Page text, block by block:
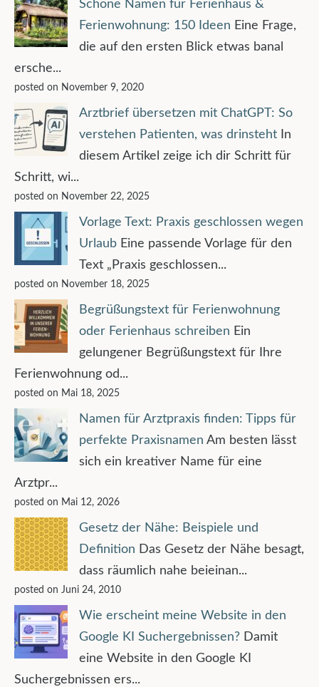
Schöne Namen für Ferienhaus &
Ferienwohnung: 150 Ideen Eine Frage,
die auf den ersten Blick etwas banal
ersche...
posted on November 9, 2020
Arztbrief übersetzen mit ChatGPT: So
verstehen Patienten, was drinsteht
In
diesem Artikel zeige ich dir Schritt für
Schritt, wi...
posted on November 22, 2025
Vorlage Text: Praxis geschlossen wegen
Urlaub Eine passende Vorlage für den
Text „Praxis geschlossen...
posted on November 18, 2025
Begrüßungstext für Ferienwohnung
oder Ferienhaus schreiben Ein
gelungener Begrüßungstext für Ihre
Ferienwohnung od...
posted on Mai 18, 2025
Namen für Arztpraxis finden: Tipps für
perfekte Praxisnamen Am besten lässt
sich ein kreativer Name für eine
Arztpr...
posted on Mai 12, 2026
Gesetz der Nähe: Beispiele und
Definition Das Gesetz der Nähe besagt,
dass räumlich nahe beieinan...
posted on Juni 24, 2010
Wie erscheint meine Website in den
Google KI Suchergebnissen? Damit
eine Website in den Google KI
Suchergebnissen ers...